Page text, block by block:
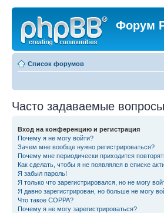
Форум
Список форумов
Часто задаваемые вопросы
Вход на конференцию и регистрация
Почему я не могу войти?
Зачем мне вообще нужно регистрироваться?
Почему мне периодически приходится
Как сделать, чтобы я не появлялся в списке
Я забыл пароль!
Я только что зарегистрировался, но не могу
Я давно зарегистрирован, но больше не могу
Что такое COPPA?
Почему я не могу зарегистрироваться?